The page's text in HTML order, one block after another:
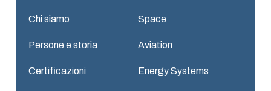
Chi siamo
Persone e storia
Certificazioni
Space
Aviation
Energy Systems